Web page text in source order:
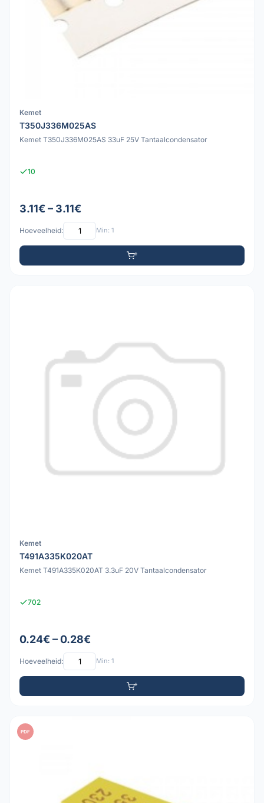
Kemet
T350J336M025AS
Kemet T350J336M025AS 33uF 25V Tantaalcondensator
10
3.11€ – 3.11€
Hoeveelheid: Min: 1
Kemet
T491A335K020AT
Kemet T491A335K020AT 3.3uF 20V Tantaalcondensator
702
0.24€ – 0.28€
Hoeveelheid: Min: 1
PDF